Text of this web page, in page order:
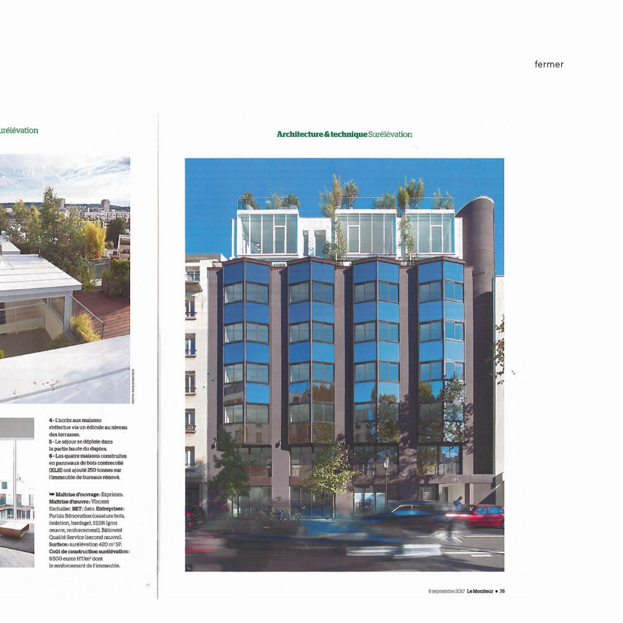
fermer